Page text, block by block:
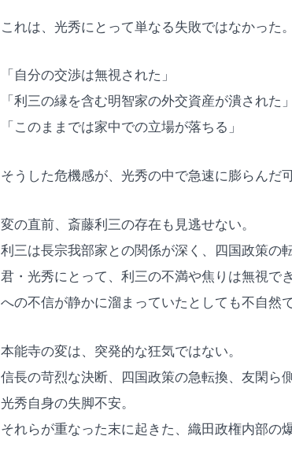
これは、光秀にとって単なる失敗ではなかった。
「自分の交渉は無視された」
「利三の縁を含む明智家の外交資産が潰された」
「このままでは家中での立場が落ちる」
そうした危機感が、光秀の中で急速に膨らんだ
変の直前、斎藤利三の存在も見逃せない。
利三は長宗我部家との関係が深く、四国政策の
君・光秀にとって、利三の不満や焦りは無視で
への不信が静かに溜まっていたとしても不自然
本能寺の変は、突発的な狂気ではない。
信長の苛烈な決断、四国政策の急転換、友閑ら
光秀自身の失脚不安。
それらが重なった末に起きた、織田政権内部の